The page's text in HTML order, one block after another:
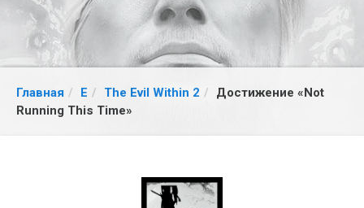
Главная E The Evil Within 2
Достижение «Not
Running This Time»